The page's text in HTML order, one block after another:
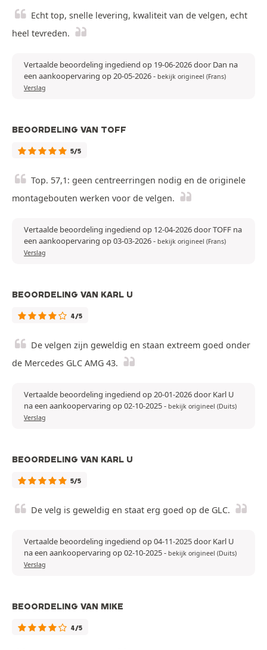
Echt top, snelle levering, kwaliteit van de velgen, echt
heel tevreden.
Vertaalde beoordeling ingediend op 19-06-2026 door Dan na
een aankoopervaring op 20-05-2026- bekijk origineel (Frans)
Verslag
BEOORDELING VAN TOFF
5/5
Top. 57,1: geen centreerringen nodig en de originele
montagebouten werken voor de velgen.
Vertaalde beoordeling ingediend op 12-04-2026 door TOFF na
een aankoopervaring op 03-03-2026- bekijk origineel (Frans)
Verslag
BEOORDELING VAN KARL U
4/5
De velgen zijn geweldig en staan extreem goed onder
de Mercedes GLC AMG 43.
Vertaalde beoordeling ingediend op 20-01-2026 door Karl U
na een aankoopervaring op 02-10-2025- bekijk origineel (Duits)
Verslag
BEOORDELING VAN KARL U
5/5
De velg is geweldig en staat erg goed op de GLC.
Vertaalde beoordeling ingediend op 04-11-2025 door Karl U
na een aankoopervaring op 02-10-2025- bekijk origineel (Duits)
Verslag
BEOORDELING VAN MIKE
4/5